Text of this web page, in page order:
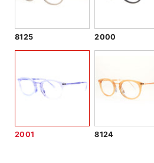
8125 2000
2001 8124